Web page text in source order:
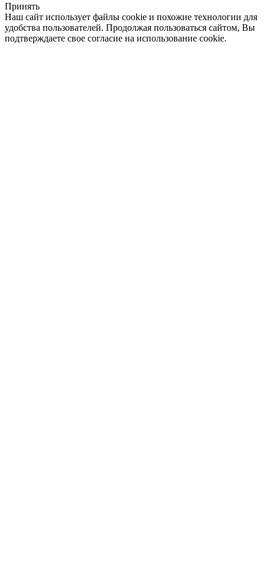
Принять
Наш сайт использует файлы cookie и похожие технологии для
удобства пользователей. Продолжая пользоваться сайтом, Вы
подтверждаете свое согласие на использование cookie.